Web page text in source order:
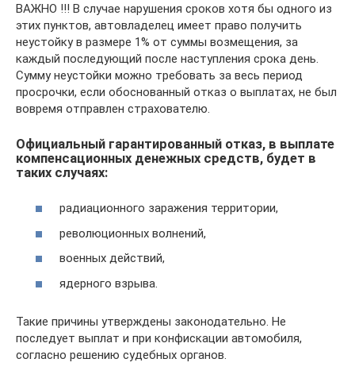
ВАЖНО !!! В случае нарушения сроков хотя бы одного из
этих пунктов, автовладелец имеет право получить
неустойку в размере 1% от суммы возмещения, за
каждый последующий после наступления срока день.
Сумму неустойки можно требовать за весь период
просрочки, если обоснованный отказ о выплатах, не был
вовремя отправлен страхователю.
Официальный гарантированный отказ, в выплате
компенсационных денежных средств, будет в
таких случаях:
радиационного заражения территории,
революционных волнений,
военных действий,
ядерного взрыва.
Такие причины утверждены законодательно. Не
последует выплат и при конфискации автомобиля,
согласно решению судебных органов.